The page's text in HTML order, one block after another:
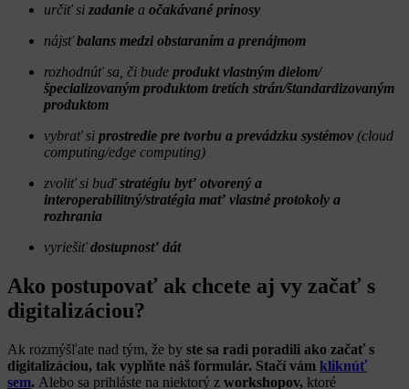
určiť si zadanie a očakávané prínosy
nájsťbalans medzi obstaraním a prenájmom
rozhodnúť sa, či bude produkt vlastným dielom/
špecializovaným produktom tretích strán/štandardizovaným
produktom
vybrať si prostredie pre tvorbu a prevádzku systémov (cloud
computing/edge computing)
zvoliť si buďstratégiu byť otvorený a
interoperabilitný/stratégia mať vlastné protokoly a
rozhrania
vyriešiťdostupnosť dát
Ako postupovať ak chcete aj vy začať s
digitalizáciou?
Ak rozmýšľate nad tým, že by ste sa radi poradili ako začať s
digitalizáciou, tak vyplňte náš formulár. Stačí vám kliknúť
sem. Alebo sa prihláste na niektorý z workshopov, ktoré